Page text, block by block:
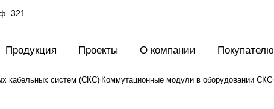
321
Продукция Проекты О компании Покупателю
кабельных систем (СКС) Коммутационные модули в оборудовании СКС